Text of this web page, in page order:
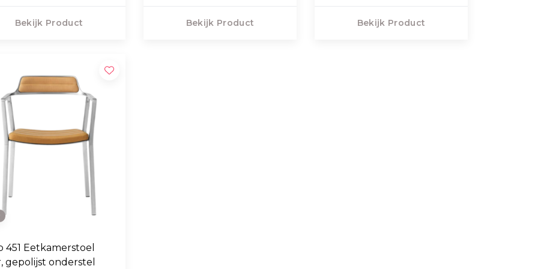
Bekijk Product Bekijk Product Bekijk Product
451 Eetkamerstoel
gepolijst onderstel